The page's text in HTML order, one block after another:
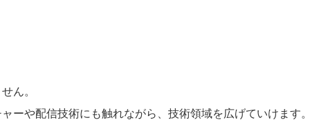
ん。
ーや配信技術にも触れながら、技術領域を広げていけます